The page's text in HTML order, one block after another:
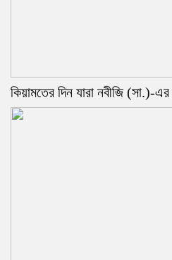
কিয়ামতের দিন যারা নবীজি (সা.)-